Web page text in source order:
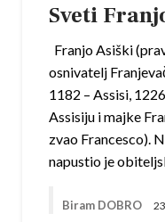
Sveti
Franjo Asiški
osnivatelj
1182 – Assisi,
Assisiju i majke
zvao Francesco).
napustio je
Biram DOBRO